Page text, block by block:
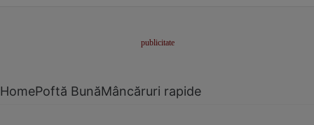
HomePoftă BunăMâncăruri rapide